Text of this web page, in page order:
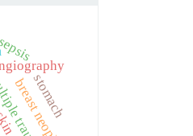
traumastomach